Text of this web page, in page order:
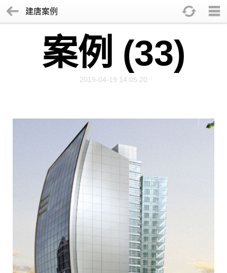
建唐案例
案例 (33)
2019-04-19 14:05:20